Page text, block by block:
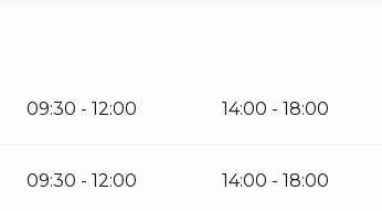
09:30 - 12:00 14:00 - 18:00
09:30 - 12:00 14:00 - 18:00